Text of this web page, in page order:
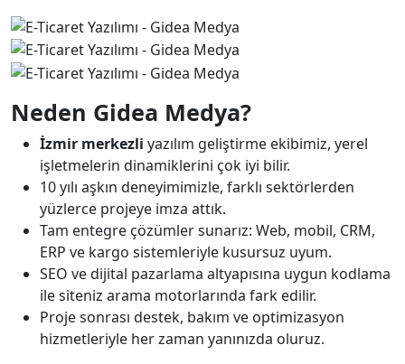
Neden Gidea Medya?
İzmir merkezli yazılım geliştirme ekibimiz, yerel
işletmelerin dinamiklerini çok iyi bilir.
10 yılı aşkın deneyimimizle, farklı sektörlerden
yüzlerce projeye imza attık.
Tam entegre çözümler sunarız: Web, mobil, CRM,
ERP ve kargo sistemleriyle kusursuz uyum.
SEO ve dijital pazarlama altyapısına uygun kodlama
ile siteniz arama motorlarında fark edilir.
Proje sonrası destek, bakım ve optimizasyon
hizmetleriyle her zaman yanınızda oluruz.